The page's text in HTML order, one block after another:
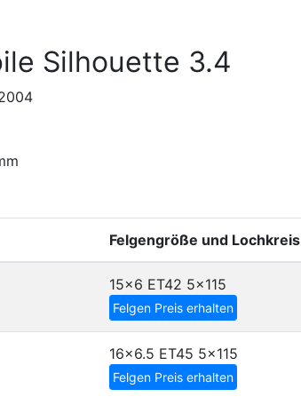
Silhouette 3.4
Felgengröße und Lochkreis
15x6 ET42 5x115
Felgen Preis erhalten
16x6.5 ET45 5x115
Felgen Preis erhalten